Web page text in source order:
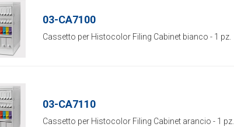
03-CA7100
Cassetto per Histocolor Filing Cabinet bianco - 1 pz.
03-CA7110
Cassetto per Histocolor Filing Cabinet arancio - 1 pz.